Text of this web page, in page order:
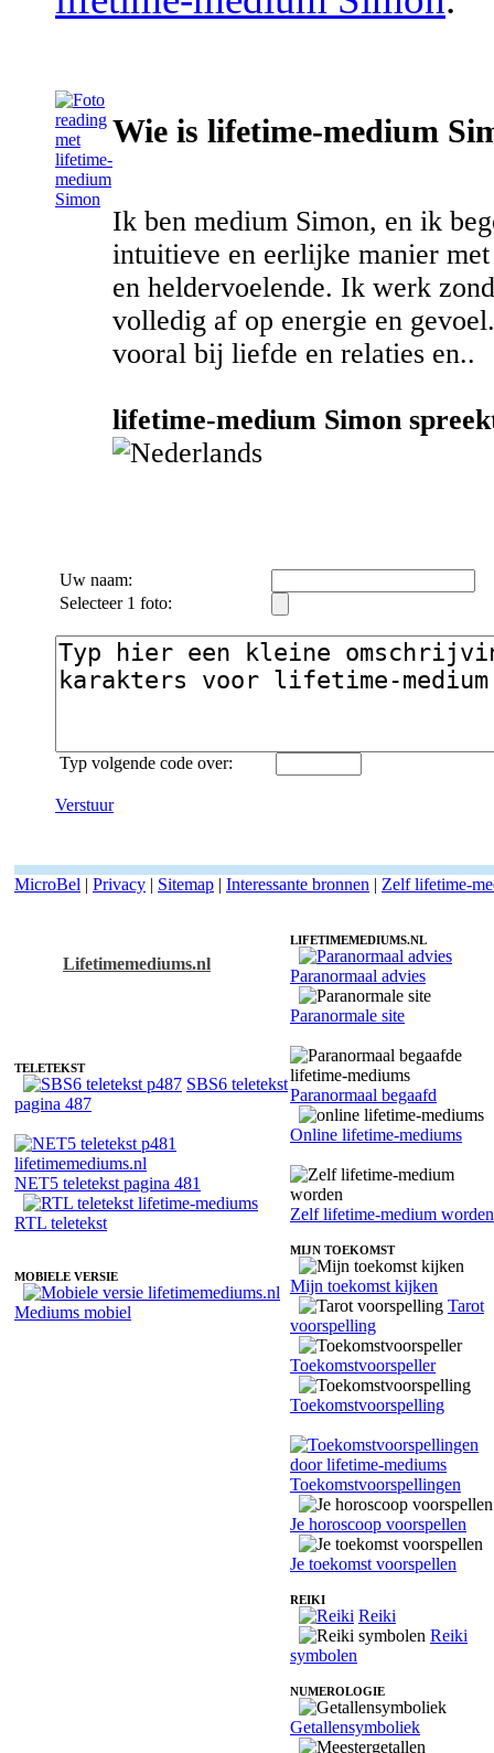
Wie is lifetime-medium
Ik ben medium Simon, en ik
intuitieve en eerlijke manier
en heldervoelende. Ik werk
volledig af op energie en
vooral bij liefde en relaties en..
lifetime-medium Simon
Uw naam:
Selecteer 1 foto:
Typ volgende code over:
Verstuur
MicroBel | Privacy | Sitemap | Interessante bronnen | Zelf lifetime-
Lifetimemediums.nl
TELETEKST
SBS6 teletekst
pagina 487
NET5 teletekst pagina 481
RTL teletekst
MOBIELE VERSIE
Mediums mobiel
LIFETIMEMEDIUMS.NL
Paranormaal advies
Paranormale site
Paranormaal begaafd
Online lifetime-mediums
Zelf lifetime-medium worden
MIJN TOEKOMST
Mijn toekomst kijken
Tarot
voorspelling
Toekomstvoorspeller
Toekomstvoorspelling
Toekomstvoorspellingen
Je horoscoop voorspellen
Je toekomst voorspellen
REIKI
Reiki
Reiki
symbolen
NUMEROLOGIE
Getallensymboliek